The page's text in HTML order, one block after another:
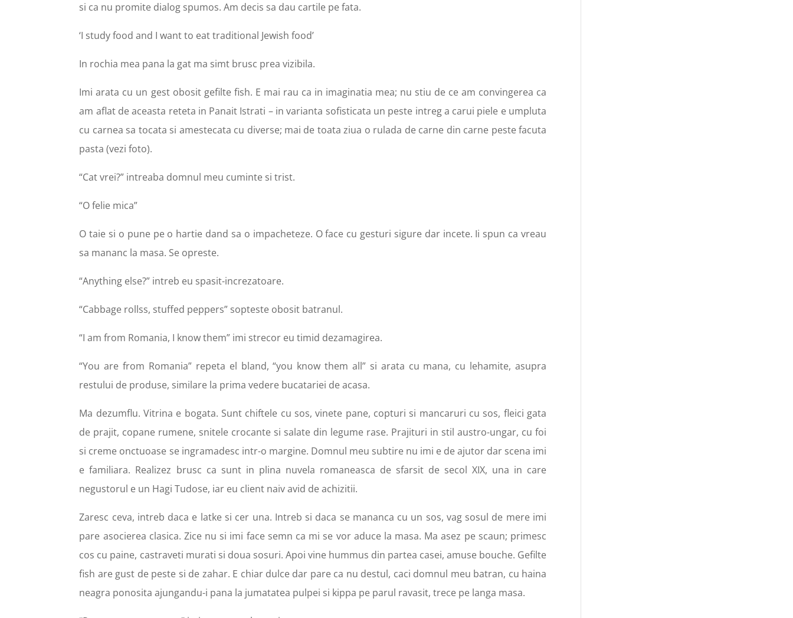
si ca nu promite dialog spumos. Am decis sa dau cartile pe fata.
‘I study food and I want to eat traditional Jewish food’
In rochia mea pana la gat ma simt brusc prea vizibila.
Imi arata cu un gest obosit gefilte fish. E mai rau ca in imaginatia mea; nu stiu de ce am convingerea ca
am aflat de aceasta reteta in Panait Istrati – in varianta sofisticata un peste intreg a carui piele e umpluta
cu carnea sa tocata si amestecata cu diverse; mai de toata ziua o rulada de carne din carne peste facuta
pasta (vezi foto).
“Cat vrei?” intreaba domnul meu cuminte si trist.
“O felie mica”
O taie si o pune pe o hartie dand sa o impacheteze. O face cu gesturi sigure dar incete. Ii spun ca vreau
sa mananc la masa. Se opreste.
“Anything else?” intreb eu spasit-increzatoare.
“Cabbage rollss, stuffed peppers” sopteste obosit batranul.
“I am from Romania, I know them” imi strecor eu timid dezamagirea.
“You are from Romania” repeta el bland, “you know them all” si arata cu mana, cu lehamite, asupra
restului de produse, similare la prima vedere bucatariei de acasa.
Ma dezumflu. Vitrina e bogata. Sunt chiftele cu sos, vinete pane, copturi si mancaruri cu sos, fleici gata
de prajit, copane rumene, snitele crocante si salate din legume rase. Prajituri in stil austro-ungar, cu foi
si creme onctuoase se ingramadesc intr-o margine. Domnul meu subtire nu imi e de ajutor dar scena imi
e familiara. Realizez brusc ca sunt in plina nuvela romaneasca de sfarsit de secol XIX, una in care
negustorul e un Hagi Tudose, iar eu client naiv avid de achizitii.
Zaresc ceva, intreb daca e latke si cer una. Intreb si daca se mananca cu un sos, vag sosul de mere imi
pare asocierea clasica. Zice nu si imi face semn ca mi se vor aduce la masa. Ma asez pe scaun; primesc
cos cu paine, castraveti murati si doua sosuri. Apoi vine hummus din partea casei, amuse bouche. Gefilte
fish are gust de peste si de zahar. E chiar dulce dar pare ca nu destul, caci domnul meu batran, cu haina
neagra ponosita ajungandu-i pana la jumatatea pulpei si kippa pe parul ravasit, trece pe langa masa.